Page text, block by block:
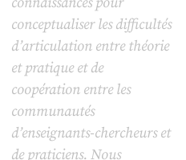
conceptualiser les difficultés
d’articulation entre théorie
et pratique et de
coopération entre les
communautés
d’enseignants-chercheurs et
de praticiens. Nous